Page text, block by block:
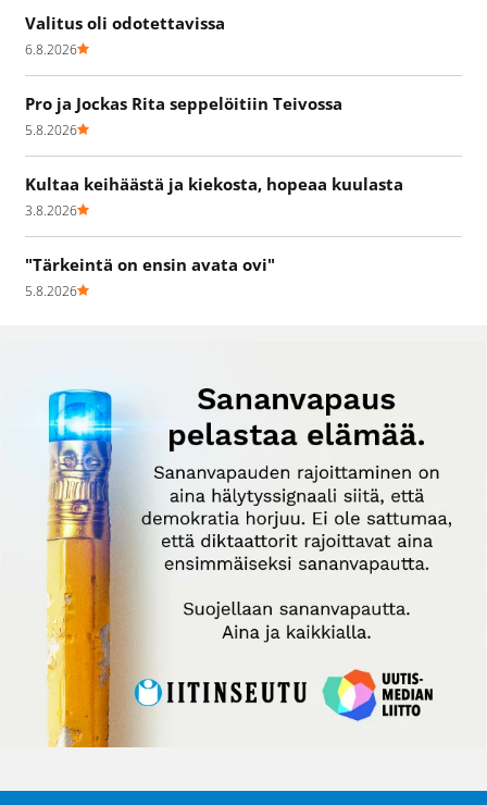
Valitus oli odotettavissa
6.8.2026
Pro ja Jockas Rita seppelöitiin Teivossa
5.8.2026
Kultaa keihäästä ja kiekosta, hopeaa kuulasta
3.8.2026
"Tärkeintä on ensin avata ovi"
5.8.2026